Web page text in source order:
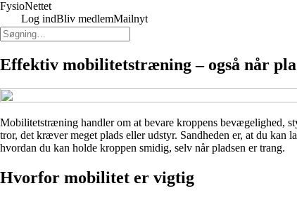
FysioNettet
Log indBliv medlemMailnyt
Effektiv mobilitetstræning – også når
Mobilitetstræning handler om at bevare kroppens bevægelighed,
tror, det kræver meget plads eller udstyr. Sandheden er, at du
hvordan du kan holde kroppen smidig, selv når pladsen er trang.
Hvorfor mobilitet er vigtig